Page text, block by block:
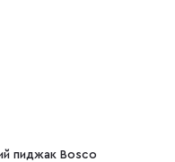
пиджак Bosco